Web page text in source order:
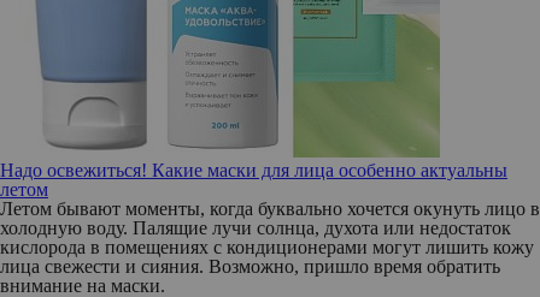
Надо освежиться! Какие маски для лица особенно актуальны
летом
Летом бывают моменты, когда буквально хочется окунуть лицо в
холодную воду. Палящие лучи солнца, духота или недостаток
кислорода в помещениях с кондиционерами могут лишить кожу
лица свежести и сияния. Возможно, пришло время обратить
внимание на маски.